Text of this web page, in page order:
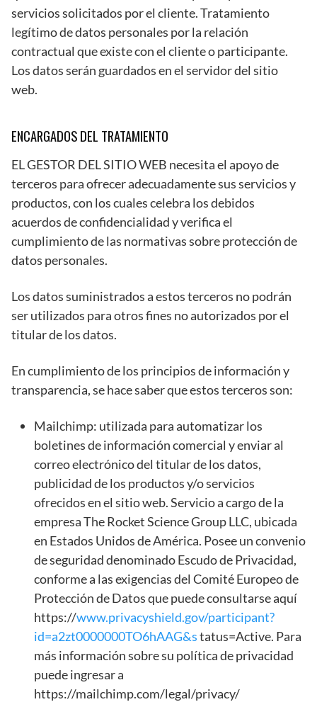
servicios solicitados por el cliente. Tratamiento
legítimo de datos personales por la relación
contractual que existe con el cliente o participante.
Los datos serán guardados en el servidor del sitio
web.
ENCARGADOS DEL TRATAMIENTO
EL GESTOR DEL SITIO WEB necesita el apoyo de
terceros para ofrecer adecuadamente sus servicios y
productos, con los cuales celebra los debidos
acuerdos de confidencialidad y verifica el
cumplimiento de las normativas sobre protección de
datos personales.
Los datos suministrados a estos terceros no podrán
ser utilizados para otros fines no autorizados por el
titular de los datos.
En cumplimiento de los principios de información y
transparencia, se hace saber que estos terceros son:
Mailchimp: utilizada para automatizar los
boletines de información comercial y enviar al
correo electrónico del titular de los datos,
publicidad de los productos y/o servicios
ofrecidos en el sitio web. Servicio a cargo de la
empresa The Rocket Science Group LLC, ubicada
en Estados Unidos de América. Posee un convenio
de seguridad denominado Escudo de Privacidad,
conforme a las exigencias del Comité Europeo de
Protección de Datos que puede consultarse aquí
https://www.privacyshield.gov/participant?
id=a2zt0000000TO6hAAG&status=Active. Para
más información sobre su política de privacidad
puede ingresar a
https://mailchimp.com/legal/privacy/